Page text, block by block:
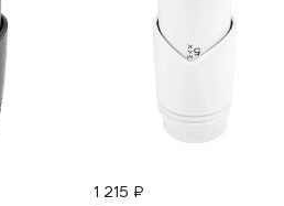
1 215 ₽